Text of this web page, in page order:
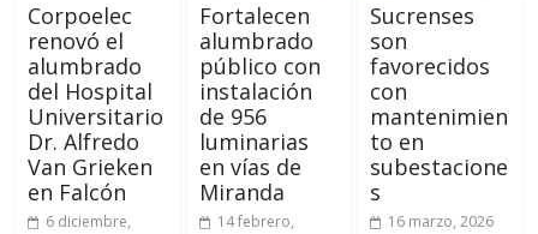
Corpoelec
renovó el
alumbrado
del Hospital
Universitario
Dr. Alfredo
Van Grieken
en Falcón
6 diciembre,
Fortalecen
alumbrado
público con
instalación
de 956
luminarias
en vías de
Miranda
14 febrero,
Sucrenses
son
favorecidos
con
mantenimien
to en
subestacione
s
16 marzo, 2026